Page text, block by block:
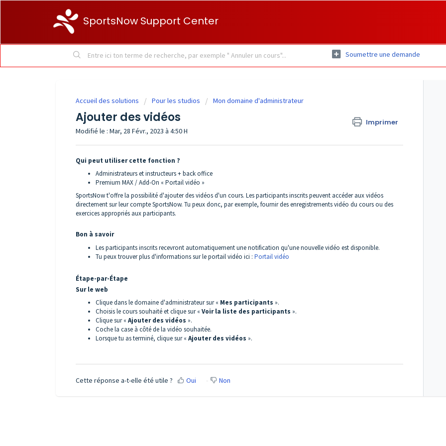
SportsNow Support Center
Soumettre une demande
Accueil des solutions Pour les studios Mon domaine d'administrateur
Ajouter des vidéos Imprimer
Modifié le : Mar, 28 Févr., 2023 à 4:50 H
Qui peut utiliser cette fonction ?
Administrateurs et instructeurs + back office
Premium MAX / Add-On « Portail vidéo »
SportsNow t'offre la possibilité d'ajouter des vidéos d'un cours. Les participants inscrits peuvent accéder aux vidéos
directement sur leur compte SportsNow. Tu peux donc, par exemple, fournir des enregistrements vidéo du cours ou des
exercices appropriés aux participants.
Bon à savoir
Les participants inscrits recevront automatiquement une notification qu'une nouvelle vidéo est disponible.
Tu peux trouver plus d'informations sur le portail vidéo ici : Portail vidéo
Étape-par-Étape
Sur le web
Clique dans le domaine d'administrateur sur « Mes participants ».
Choisis le cours souhaité et clique sur « Voir la liste des participants ».
Clique sur « Ajouter des vidéos ».
Coche la case à côté de la vidéo souhaitée.
Lorsque tu as terminé, clique sur « Ajouter des vidéos ».
Cette réponse a-t-elle été utile ? Oui Non